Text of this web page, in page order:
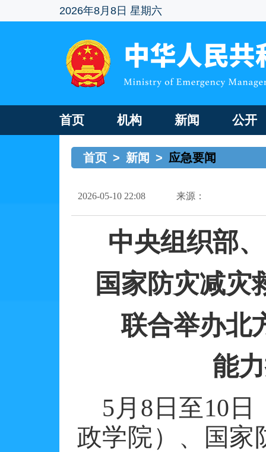
2026年8月8日 星期六
首页 机构 新闻 公开
首页 > 新闻 > 应急要闻
2026-05-10 22:08 来源：
中央组织部
国家防灾减灾
联合举办北
能
5 月 8 日至10 日
政学院）、国家